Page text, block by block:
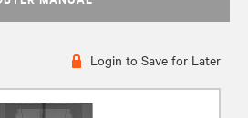
Login to Save for Later